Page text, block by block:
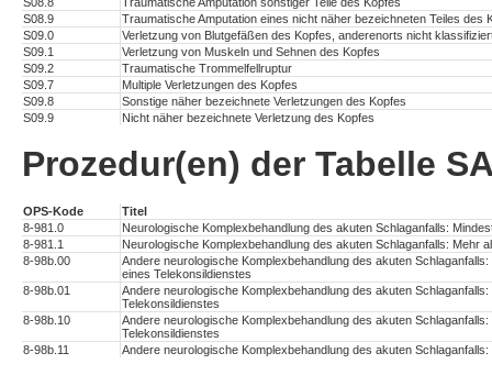
S08.9
Traumatische Amputation eines nicht näher bezeichneten Teiles des
S09.0
Verletzung von Blutgefäßen des Kopfes, anderenorts nicht
S09.1
Verletzung von Muskeln und Sehnen des Kopfes
S09.2
Traumatische Trommelfellruptur
S09.7
Multiple Verletzungen des Kopfes
S09.8
Sonstige näher bezeichnete Verletzungen des Kopfes
S09.9
Nicht näher bezeichnete Verletzung des Kopfes
Prozedur(en) der Tabelle
OPS-Kode
Titel
8-981.0
Neurologische Komplexbehandlung des akuten Schlaganfalls:
8-981.1
Neurologische Komplexbehandlung des akuten Schlaganfalls: Mehr
8-98b.00
Andere neurologische Komplexbehandlung des akuten
eines Telekonsildienstes
8-98b.01
Andere neurologische Komplexbehandlung des akuten
Telekonsildienstes
8-98b.10
Andere neurologische Komplexbehandlung des akuten
Telekonsildienstes
8-98b.11
Andere neurologische Komplexbehandlung des akuten